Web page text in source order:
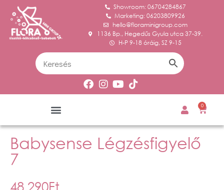
Showroom: 06704284867
Marketing: 06203809926
hello@floraminigroup.com
1136 Bp., Hegedűs Gyula utca 37-39.
H-P 9-18 óráig, SZ 9-15
0
Babysense Légzésfigyelő
7
48,290Ft